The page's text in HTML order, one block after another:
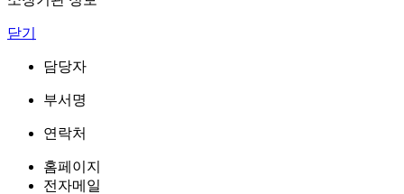
닫기
담당자
부서명
연락처
홈페이지
전자메일